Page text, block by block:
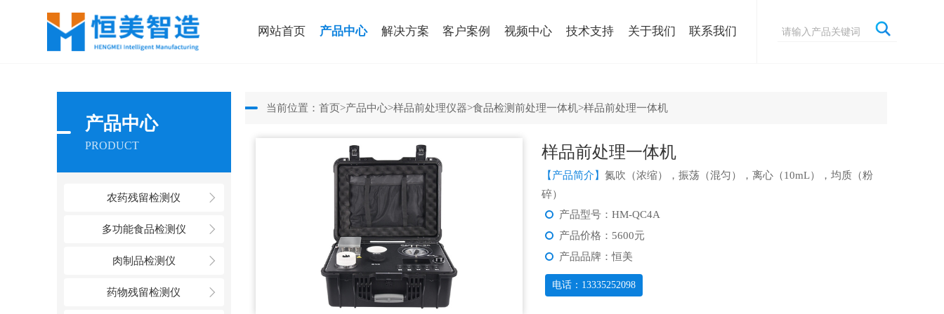
网站首页 产品中心 解决方案 客户案例 视频中心 技术支持 关于我们 联系我们
产品中心
PRODUCT
农药残留检测仪
多功能食品检测仪
肉制品检测仪
药物残留检测仪
当前位置：首页>产品中心>样品前处理仪器>食品检测前处理一体机>样品前处理一体机
样品前处理一体机
【产品简介】 氮吹（浓缩），振荡（混匀），离心（10mL），均质（粉
碎）
产品型号：HM-QC4A
产品价格：5600元
产品品牌：恒美
电话：13335252098